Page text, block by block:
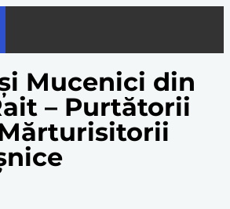
Mucenici din
– Purtătorii